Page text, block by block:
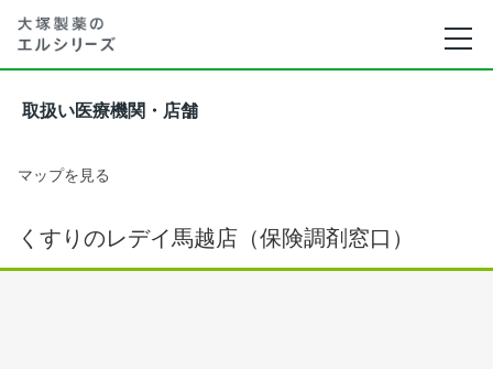
取扱い医療機関・店舗
マップを見る
くすりのレデイ馬越店（保険調剤窓口）